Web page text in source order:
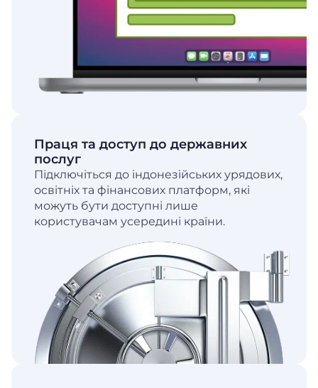
Праця та доступ до державних
послуг
Підключіться до індонезійських урядових,
освітніх та фінансових платформ, які
можуть бути доступні лише
користувачам усередині країни.